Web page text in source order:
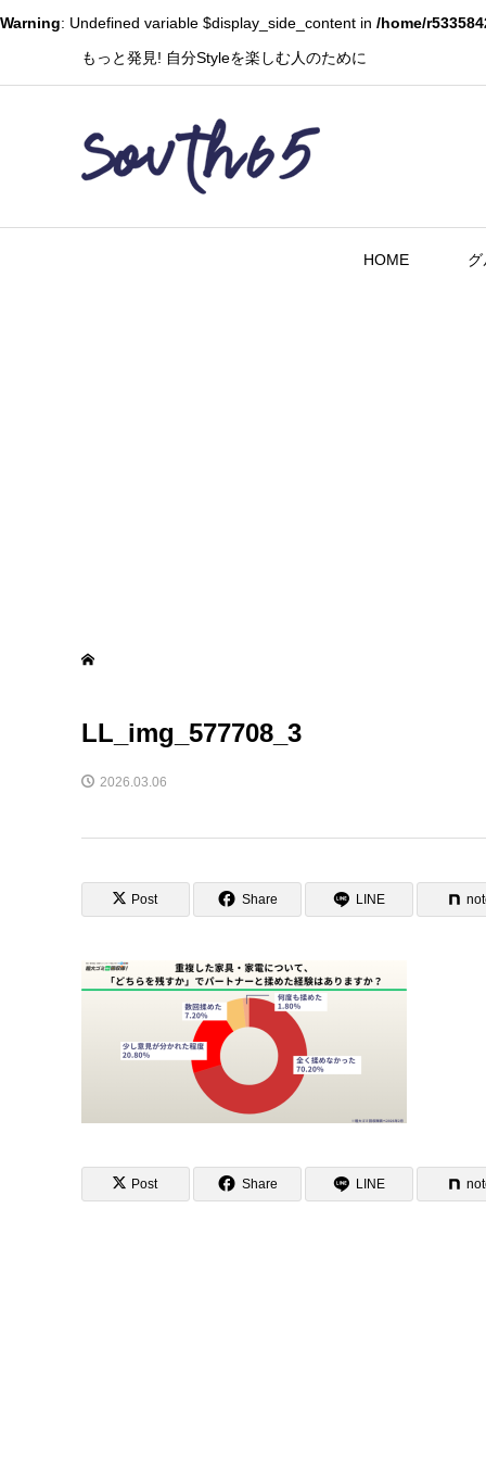
Warning: Undefined variable $display_side_content in /home/
もっと発見! 自分Styleを楽しむ人のために
HOME
LL_img_577708_3
2026.03.06
Post Share LINE
Post Share LINE